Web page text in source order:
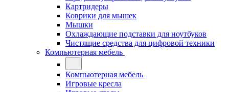
Картридеры
Коврики для мышек
Мышки
Охлаждающие подставки для ноутбуков
Чистящие средства для цифровой техники
Компьютерная мебель
Компьютерная мебель
Игровые кресла